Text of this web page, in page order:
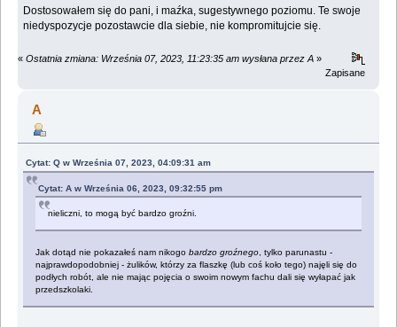
Dostosowałem się do pani, i maźka, sugestywnego poziomu. Te swoje
niedyspozycje pozostawcie dla siebie, nie kompromitujcie się.
« Ostatnia zmiana: Września 07, 2023, 11:23:35 am wysłana przez A »
Zapisane
A
Cytat: Q w Września 07, 2023, 04:09:31 am
Cytat: A w Września 06, 2023, 09:32:55 pm
nieliczni, to mogą być bardzo groźni.
Jak dotąd nie pokazałeś nam nikogobardzo groźnego , tylko parunastu -
najprawdopodobniej - żulików, którzy za flaszkę (lub coś koło tego) najęli się do
podłych robót, ale nie mając pojęcia o swoim nowym fachu dali się wyłapać jak
przedszkolaki.